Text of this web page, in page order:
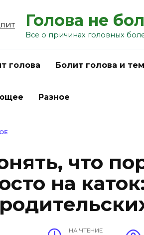
Голова не
Все о причинах головных
голова Болит голова и
Разное
что
на
НА ЧТЕНИЕ